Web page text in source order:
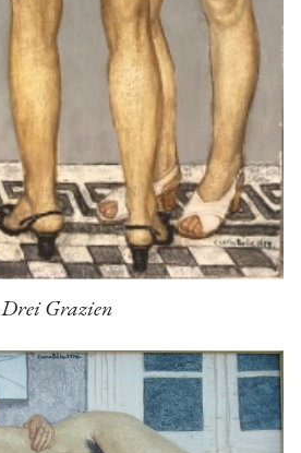
Drei Grazien